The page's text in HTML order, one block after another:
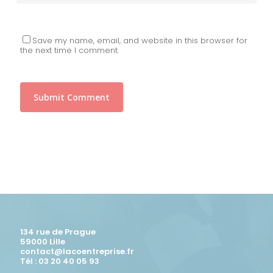
Save my name, email, and website in this browser for
the next time I comment.
134 rue de Prague
59000 Lille
contact@lacoentreprise.fr
Tél : 03 20 40 05 93